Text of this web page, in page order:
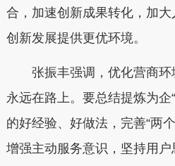
合，加速创新成果转化，加
创新发展提供更优环境。
张振丰强调，优化营商
永远在路上。要总结提炼为企
的好经验、好做法，完善“两
增强主动服务意识，坚持用